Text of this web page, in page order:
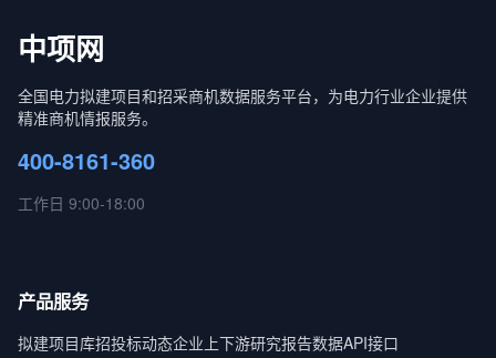
中项网
全国电力拟建项目和招采商机数据服务平台，为电力行业企业提供
精准商机情报服务。
400-8161-360
工作日 9:00-18:00
产品服务
拟建项目库招投标动态企业上下游研究报告数据API接口